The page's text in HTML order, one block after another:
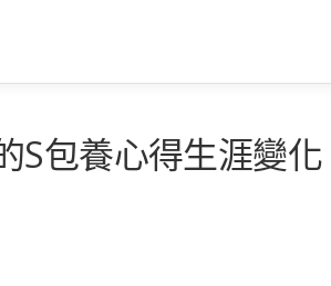
S包養心得生涯變化